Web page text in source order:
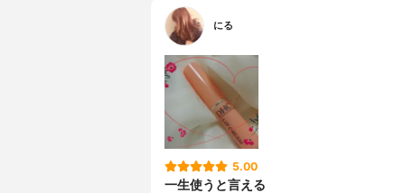
にる
5.00
一生使うと言える